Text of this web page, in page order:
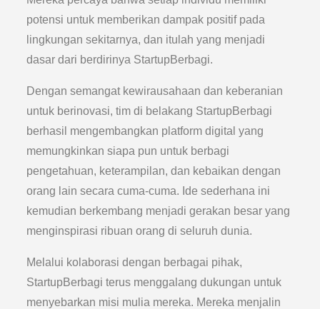
potensi untuk memberikan dampak positif pada
lingkungan sekitarnya, dan itulah yang menjadi
dasar dari berdirinya StartupBerbagi.
Dengan semangat kewirausahaan dan keberanian
untuk berinovasi, tim di belakang StartupBerbagi
berhasil mengembangkan platform digital yang
memungkinkan siapa pun untuk berbagi
pengetahuan, keterampilan, dan kebaikan dengan
orang lain secara cuma-cuma. Ide sederhana ini
kemudian berkembang menjadi gerakan besar yang
menginspirasi ribuan orang di seluruh dunia.
Melalui kolaborasi dengan berbagai pihak,
StartupBerbagi terus menggalang dukungan untuk
menyebarkan misi mulia mereka. Mereka menjalin